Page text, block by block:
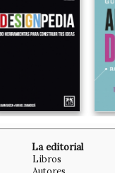
La editorial
Libros